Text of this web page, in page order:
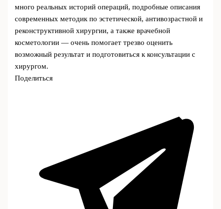
много реальных историй операций, подробные описания
современных методик по эстетической, антивозрастной и
реконструктивной хирургии, а также врачебной
косметологии — очень помогает трезво оценить
возможный результат и подготовиться к консультации с
хирургом.
Поделиться